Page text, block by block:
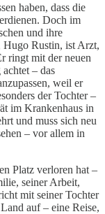
haben, dass die
Doch im
und ihre
Hugo Rustin, ist Arzt,
ringt mit der neuen
– das
weil er
der Tochter –
im Krankenhaus in
und muss sich neu
– vor allem in
Platz verloren hat –
seiner Arbeit,
mit seiner Tochter
auf – eine Reise,